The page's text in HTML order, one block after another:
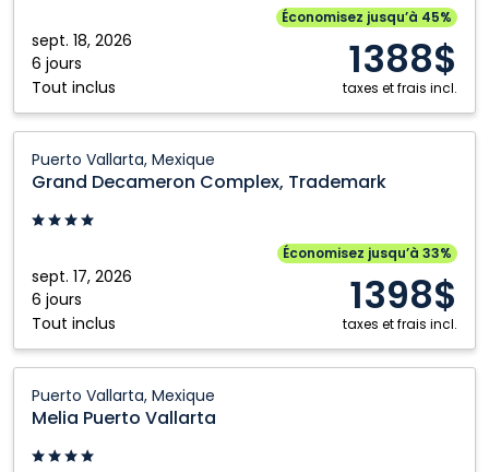
sept. 18, 2026
6 jours
Tout inclus
Économisez jusqu’à 45%
1388$
taxes et frais incl.
Vallarta,
Mexique
Puerto Vallarta, Mexique
Grand Decameron Complex, Trademark
sept. 17, 2026
6 jours
Tout inclus
Économisez jusqu’à 33%
1398$
taxes et frais incl.
Decameron
Complex,
Trademark:
Vallarta,
Mexique
Puerto Vallarta, Mexique
Melia Puerto Vallarta
Puerto
Vallarta:
Puerto